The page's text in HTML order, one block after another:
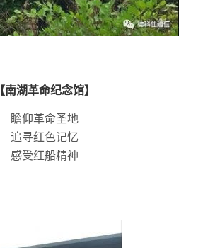
【南湖革命纪念馆】
瞻仰革命圣地
追寻红色记忆
感受红船精神